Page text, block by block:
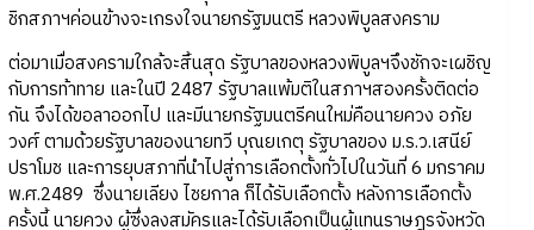
ชิกสภาฯค่อนข้างจะเกรงใจนายกรัฐมนตรี หลวงพิบูลสงคราม
ต่อมาเมื่อสงครามใกล้จะสิ้นสุด รัฐบาลของหลวงพิบูลฯจึงชักจะเผชิญ
กับการท้าทาย และในปี 2487 รัฐบาลแพ้มติในสภาฯสองครั้งติดต่อ
กัน จึงได้ขอลาออกไป และมีนายกรัฐมนตรีคนใหม่คือนายควง อภัย
วงศ์ ตามด้วยรัฐบาลของนายทวี บุณยเกตุ รัฐบาลของ ม.ร.ว.เสนีย์
ปราโมช และการยุบสภาที่นำไปสู่การเลือกตั้งทั่วไปในวันที่ 6 มกราคม
พ.ศ.2489 ซึ่งนายเลียง ไชยกาล ก็ได้รับเลือกตั้ง หลังการเลือกตั้ง
ครั้งนี้ นายควง ผู้ซึ่งลงสมัครและได้รับเลือกเป็นผู้แทนราษฎรจังหวัด